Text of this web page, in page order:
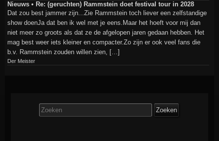
Nieuws • Re: (geruchten) Rammstein doet festival tour in 2028
Dat zou best jammer zijn...Zie Rammstein toch liever een zelfstandige
show doenJa dat ben ik wel met je eens.Maar het hoeft voor mij dan
niet meer zo groots als dat ze de afgelopen jaren gedaan hebben. Het
mag best weer iets kleiner en compacter.Zo zijn er ook veel fans die
b.v. Rammstein zouden willen zien, […]
Der Meister
Zoek
naar: